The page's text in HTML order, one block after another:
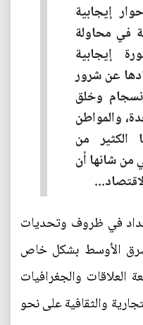
إيجابية
في محاولة
إيجابية
عن شرور
وخلق
والمواطن
الكثير من
من شانها أن
في ظروف وتحديات
الأوسط بشكل خاص
والجغرافيات
والثقافية على نحو